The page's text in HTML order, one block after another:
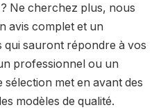
Ne cherchez plus, nous
avis complet et un
sauront répondre à vos
professionnel ou un
met en avant des
modèles de qualité.